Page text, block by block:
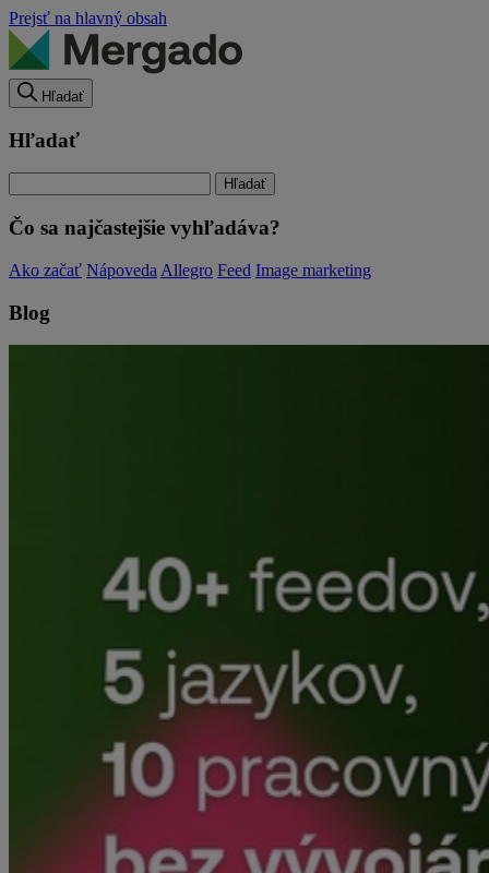
Prejsť na hlavný obsah
Hľadať
Hľadať
Čo sa najčastejšie vyhľadáva?
Ako začať Nápoveda Allegro Feed Image marketing
Blog